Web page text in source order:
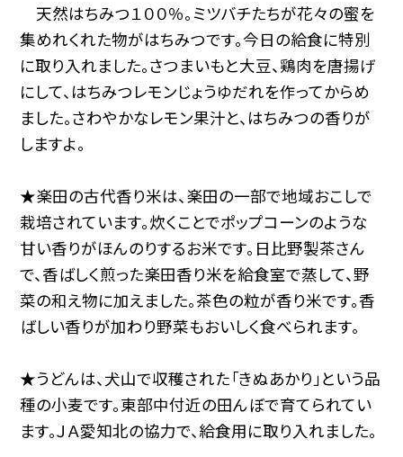
天然はちみつ１００％。ミツバチたちが花々の蜜を
集めれくれた物がはちみつです。今日の給食に特別
に取り入れました。さつまいもと大豆、鶏肉を唐揚げ
にして、はちみつレモンじょうゆだれを作ってからめ
ました。さわやかなレモン果汁と、はちみつの香りが
しますよ。
★楽田の古代香り米は、楽田の一部で地域おこしで
栽培されています。炊くことでポップコーンのような
甘い香りがほんのりするお米です。日比野製茶さん
で、香ばしく煎った楽田香り米を給食室で蒸して、野
菜の和え物に加えました。茶色の粒が香り米です。香
ばしい香りが加わり野菜もおいしく食べられます。
★うどんは、犬山で収穫された「きぬあかり」という品
種の小麦です。東部中付近の田んぼで育てられてい
ます。ＪＡ愛知北の協力で、給食用に取り入れました。